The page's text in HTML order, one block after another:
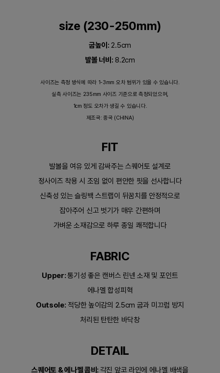
size (230-250mm)
굽높이: 2.5cm
발볼 너비: 8.2cm
사이즈는 측정 방식에 따라 1-3mm 오차 범위가 있을 수 있습니다.
실측 사이즈는 235mm 사이즈 기준으로 측정되었으며,
1cm 정도 오차가 생길 수 있습니다.
제조국: 중국 (CHINA)
FIT
발볼을 여유 있게 감싸주는 스퀘어토 설계로
정사이즈 착용 시 조임 없이 편안한 핏을 선사합니다
신축성 있는 슬링백 스트랩이 뒤꿈치를 안정적으로
잡아주어 신고 벗기가 매우 간편하며
가벼운 소재감으로 하루 종일 쾌적합니다
FABRIC
Upper:통기성 좋은 캔버스 린넨 소재 및 포인트
에나멜 합성피혁
Outsole: 적당한 높이감의 2.5cm 굽과 미끄럼 방지
처리된 탄탄한 바닥창
DETAIL
스퀘어토 & 에나멜 콤비: 각진 앞코 라인에 에나멜 배색을